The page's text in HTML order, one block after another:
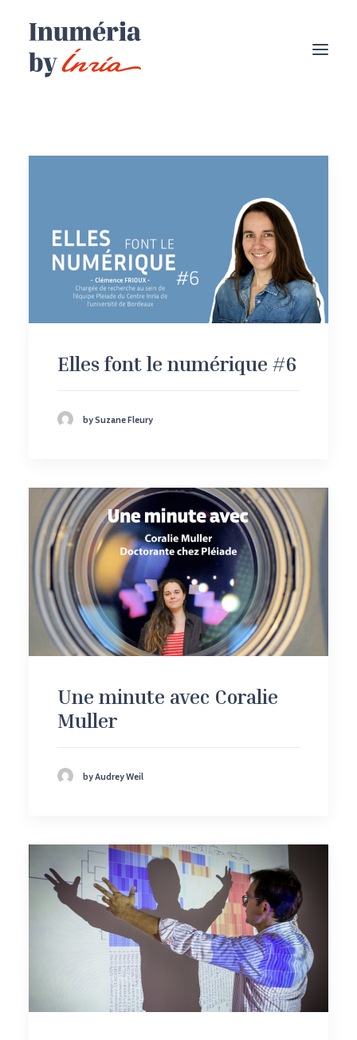
Elles font le numérique #6
by Suzane Fleury
Une minute avec Coralie
Muller
by Audrey Weil